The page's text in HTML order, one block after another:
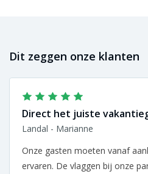
Dit zeggen onze klanten
Direct het juiste
Landal - Marianne
Onze gasten moeten vanaf
ervaren. De vlaggen bij onze